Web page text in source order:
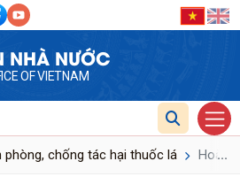
NHÀ NƯỚC
OF VIETNAM
phòng, chống tác hại thuốc lá Hoàn
...